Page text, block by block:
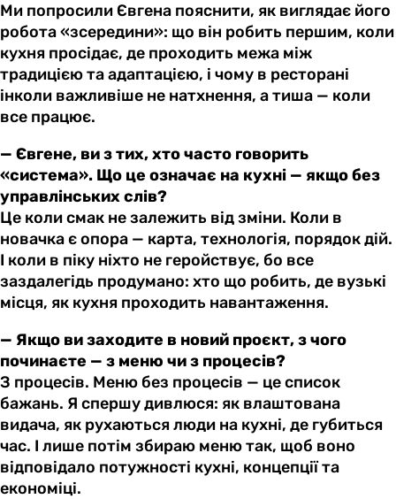
Ми попросили Євгена пояснити, як виглядає його
робота «зсередини»: що він робить першим, коли
кухня просідає, де проходить межа між
традицією та адаптацією, і чому в ресторані
інколи важливіше не натхнення, а тиша — коли
все працює.
— Євгене, ви з тих, хто часто говорить
«система». Що це означає на кухні — якщо без
управлінських слів?
Це коли смак не залежить від зміни. Коли в
новачка є опора — карта, технологія, порядок дій.
І коли в піку ніхто не геройствує, бо все
заздалегідь продумано: хто що робить, де вузькі
місця, як кухня проходить навантаження.
— Якщо ви заходите в новий проєкт, з чого
починаєте — з меню чи з процесів?
З процесів. Меню без процесів — це список
бажань. Я спершу дивлюся: як влаштована
видача, як рухаються люди на кухні, де губиться
час. І лише потім збираю меню так, щоб воно
відповідало потужності кухні, концепції та
економіці.